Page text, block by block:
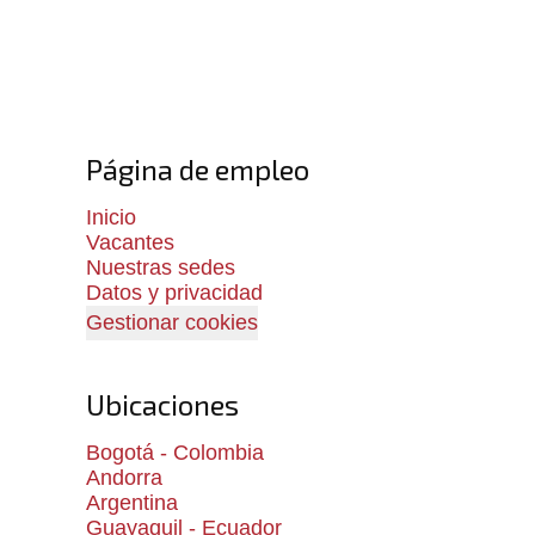
Página de empleo
Inicio
Vacantes
Nuestras sedes
Datos y privacidad
Gestionar cookies
Ubicaciones
Bogotá - Colombia
Andorra
Argentina
Guayaquil - Ecuador